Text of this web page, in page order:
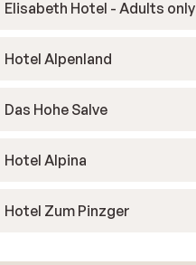
Elisabeth Hotel - Adults only
Hotel Alpenland
Das Hohe Salve
Hotel Alpina
Hotel Zum Pinzger